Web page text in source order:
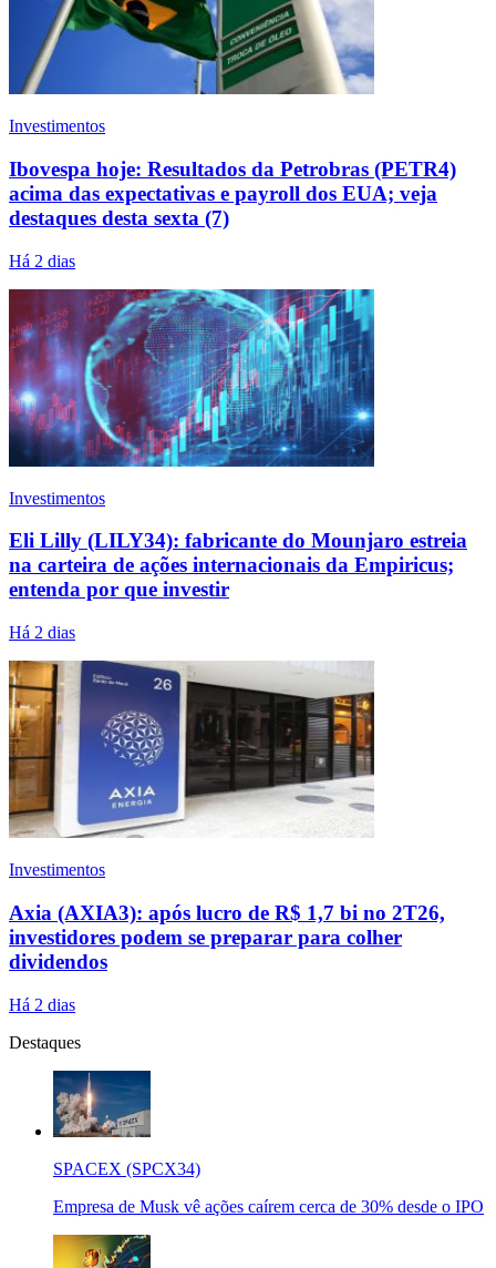
Investimentos
Ibovespa hoje: Resultados da Petrobras (PETR4)
acima das expectativas e payroll dos EUA; veja
destaques desta sexta (7)
Há 2 dias
Investimentos
Eli Lilly (LILY34): fabricante do Mounjaro estreia
na carteira de ações internacionais da Empiricus;
entenda por que investir
Há 2 dias
Investimentos
Axia (AXIA3): após lucro de R$ 1,7 bi no 2T26,
investidores podem se preparar para colher
dividendos
Há 2 dias
Destaques
SPACEX (SPCX34)
Empresa de Musk vê ações caírem cerca de 30% desde o IPO